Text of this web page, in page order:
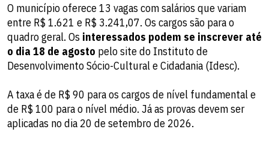
O município oferece 13 vagas com salários que variam
entre R$ 1.621 e R$ 3.241,07. Os cargos são para o
quadro geral. Os interessados podem se inscrever até
o dia 18 de agosto pelo site do Instituto de
Desenvolvimento Sócio-Cultural e Cidadania (Idesc).
A taxa é de R$ 90 para os cargos de nível fundamental e
de R$ 100 para o nível médio. Já as provas devem ser
aplicadas no dia 20 de setembro de 2026.